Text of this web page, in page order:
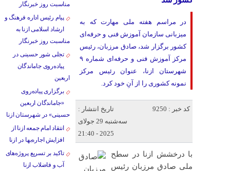
در مراسم هفته ملی مهارت که به
میزبانی سازمان آموزش فنی و حرفه‌ای
کشور برگزار شد، صادق مرزبان، رئیس
مرکز آموزش فنی و حرفه‌ای شماره ۹
شهرستان ازنا، عنوان رئیس مرکز
نمونه کشوری را از آنِ خود کرد.
کد خبر : 9250
تاریخ انتشار :
سه‌شنبه 29 جولای
2025 - 21:40
با درخشش ازنا در سطح
ملی صادق مرزبان رئیس
مناسبت روز خبرنگار
پیام رئیس اداره فرهنگ و
ارشاد اسلامی ازنا به
مناسبت روز خبرنگار
تجلی شور حسینی در
پیاده‌روی جاماندگان
اربعین
برگزاری پیاده‌روی
«جاماندگان اربعین
حسینی» در شهرستان ازنا
انتقاد امام جمعه ازنا از
افزایش اجاره‌بها در ازنا
تاکید بر تسریع پروژه‌های
آب و فاضلاب ازنا